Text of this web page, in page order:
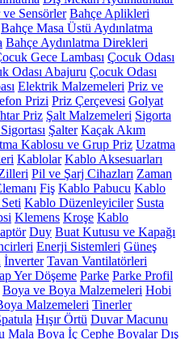
Sensörler Bahçe Aplikleri
Bahçe Masa Üstü Aydınlatma
Bahçe Aydınlatma Direkleri
Gece Lambası Çocuk Odası
Odası Abajuru Çocuk Odası
Elektrik Malzemeleri Priz ve
Prizi Priz Çerçevesi Golyat
Priz Şalt Malzemeleri Sigorta
Şalter Kaçak Akım
Kablosu ve Grup Priz Uzatma
Kablolar Kablo Aksesuarları
Pil ve Şarj Cihazları Zaman
Fiş Kablo Pabucu Kablo
Kablo Düzenleyiciler Susta
Klemens Kroşe Kablo
Duy Buat Kutusu ve Kapağı
Enerji Sistemleri Güneş
İnverter Tavan Vantilatörleri
Yer Döşeme Parke Parke Profil
Boya ve Boya Malzemeleri Hobi
Malzemeleri Tinerler
Hışır Örtü Duvar Macunu
Mala Boya İç Cephe Boyalar Dış